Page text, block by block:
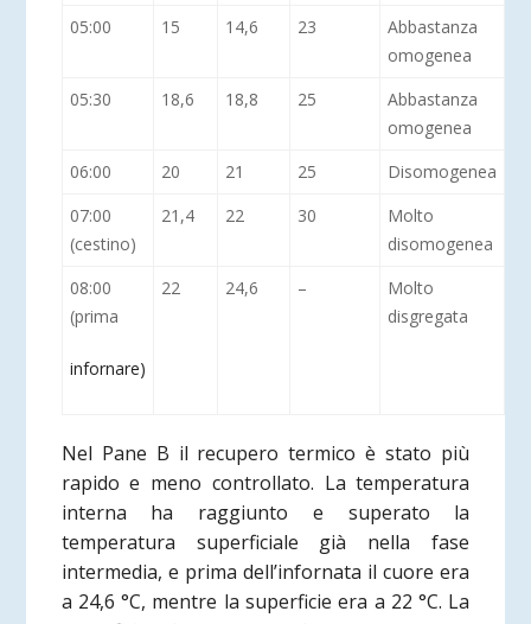
05:00
15 14,6 23
Abbastanza
omogenea
05:30
18,6 18,8 25
Abbastanza
omogenea
06:00
20 21 25
Disomogenea
07:00
(cestino)
21,4 22 30
Molto
disomogenea
08:00
(prima
infornare)
22 24,6 –
Molto
disgregata
Nel Pane B il recupero termico è stato più
rapido e meno controllato. La temperatura
interna ha raggiunto e superato la
temperatura superficiale già nella fase
intermedia, e prima dell’infornata il cuore era
a 24,6 °C, mentre la superficie era a 22 °C. La